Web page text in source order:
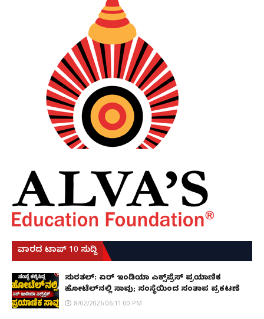
ವಾರದ ಟಾಪ್ 10 ಸುದ್ದಿ
ಸುರತ್ಕಲ್: ಏರ್ ಇಂಡಿಯಾ ಎಕ್ಸ್‌ಪ್ರೆಸ್ ಪ್ರಯಾಣಿಕ
ಹೋಟೆಲ್‌ನಲ್ಲಿ ಸಾವು; ಸಂಸ್ಥೆಯಿಂದ ಸಂತಾಪ ಪ್ರಕಟಣೆ
8/02/2026 06:11:00 PM